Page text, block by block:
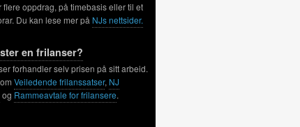
flere oppdrag, på timebasis eller til et
Du kan lese mer på NJs nettsider.
en frilanser?
forhandler selv prisen på sitt arbeid.
Veiledende frilanssatser, NJ
og Rammeavtale for frilansere.